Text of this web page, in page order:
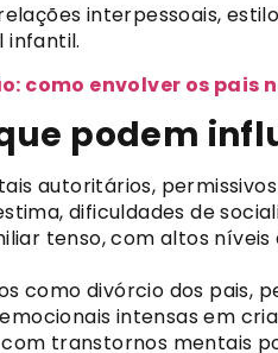
interpessoais,
infantil.
como envolver os pais
podem
autoritários,
dificuldades de
tenso, com altos
como divórcio dos pais,
intensas em
com transtornos mentais